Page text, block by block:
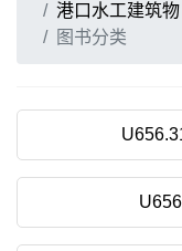
港口水工建筑物
图书分类